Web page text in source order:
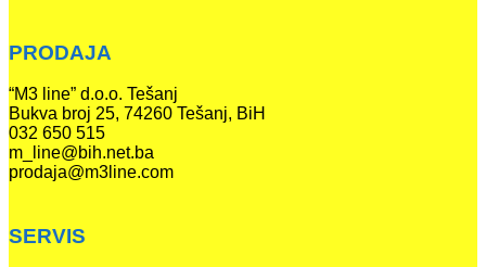
PRODAJA
“M3 line” d.o.o. Tešanj
Bukva broj 25, 74260 Tešanj, BiH
032 650 515
m_line@bih.net.ba
prodaja@m3line.com
SERVIS